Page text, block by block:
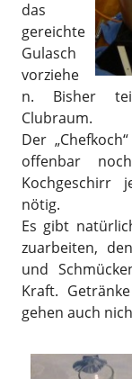
das
gereichte
Gulasch
vorziehe
n. Bisher
Clubraum.
Der
offenbar
Kochgeschirr
nötig.
Es gibt
zuarbeiten,
und
Kraft.
gehen auch